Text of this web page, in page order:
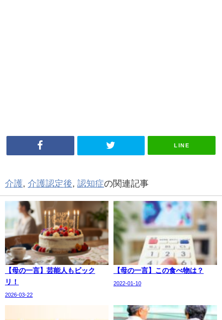
LINE
介護, 介護認定後, 認知症の関連記事
【母の一言】芸能人もビック
リ！
2026-03-22
【母の一言】この食べ物は？
2022-01-10